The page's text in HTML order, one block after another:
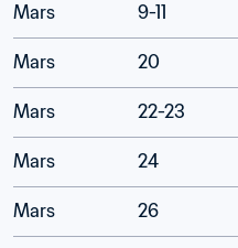
Mars 9-11
Mars 20
Mars 22-23
Mars 24
Mars 26